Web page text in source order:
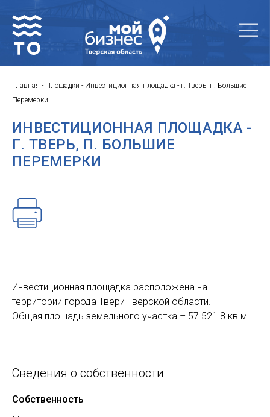
Главная - Площадки - Инвестиционная площадка - г. Тверь, п. Большие
Перемерки
ИНВЕСТИЦИОННАЯ ПЛОЩАДКА -
Г. ТВЕРЬ, П. БОЛЬШИЕ
ПЕРЕМЕРКИ
Инвестиционная площадка расположена на
территории города Твери Тверской области.
Общая площадь земельного участка – 57 521.8 кв.м
Сведения о собственности
Собственность